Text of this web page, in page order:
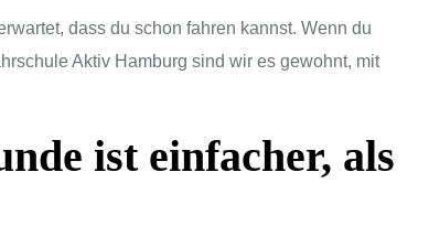
dass du schon fahren kannst. Wenn du
Aktiv Hamburg sind wir es gewohnt, mit
ist einfacher, als